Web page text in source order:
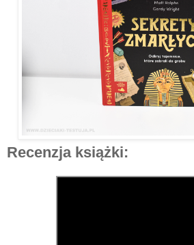
Recenzja książki: